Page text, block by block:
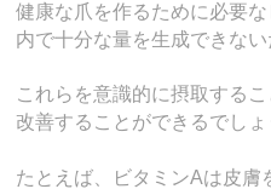
健康な爪を作るために必要
内で十分な量を生成できない
これらを意識的に摂取する
改善することができるでしょ
たとえば、ビタミンAは皮膚